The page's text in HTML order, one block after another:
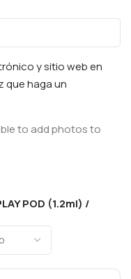
POD (1.2ml) /
y sitio web en
que haga un
to add photos to